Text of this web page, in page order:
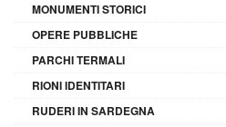
MONUMENTI STORICI
OPERE PUBBLICHE
PARCHI TERMALI
RIONI IDENTITARI
RUDERI IN SARDEGNA